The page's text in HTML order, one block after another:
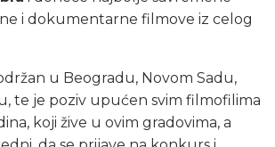
i dokumentarne filmove iz celog
u Beogradu, Novom Sadu,
te je poziv upućen svim filmofilima
koji žive u ovim gradovima, a